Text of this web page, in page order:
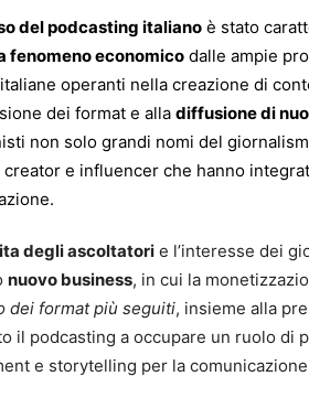
del podcasting italiano è stato
fenomeno economico dalle ampie
operanti nella creazione di
dei format e alla diffusione di
non solo grandi nomi del
creator e influencer che hanno
degli ascoltatori e l’interesse dei
nuovo business, in cui la
dei format più seguiti, insieme alla
il podcasting a occupare un ruolo di
e storytelling per la